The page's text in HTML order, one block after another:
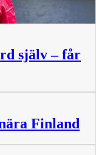
själv – får
Finland